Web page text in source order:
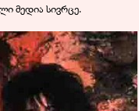
მედია სივრცე.